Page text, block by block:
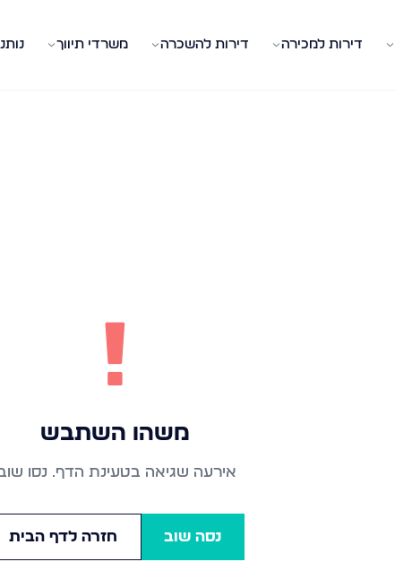
דירות למכירה דירות להשכרה משרדי תיווך
!
משהו השתבש
אירעה שגיאה בטעינת הדף. נסו
נסה שוב חזרה לדף הבית